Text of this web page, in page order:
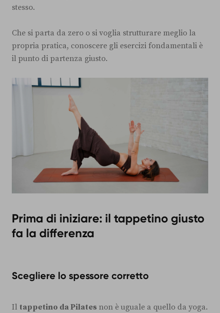
stesso.
Che si parta da zero o si voglia strutturare meglio la
propria pratica, conoscere gli esercizi fondamentali è
il punto di partenza giusto.
Prima di iniziare: il tappetino giusto
fa la differenza
Scegliere lo spessore corretto
Il tappetino da Pilates non è uguale a quello da yoga.